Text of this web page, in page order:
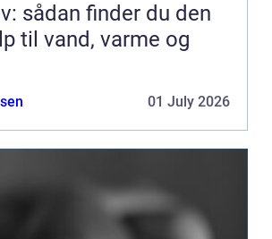
sådan finder du den
til vand, varme og
01 July 2026